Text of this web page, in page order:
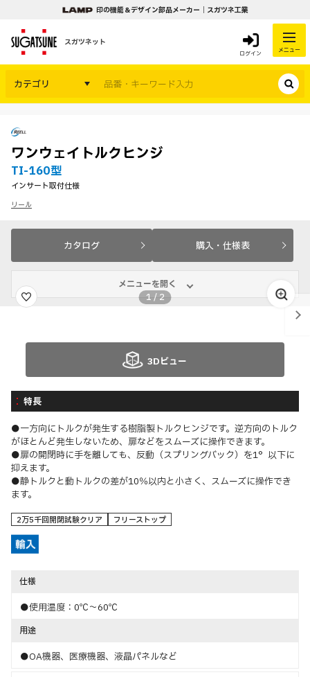
印の機能＆デザイン部品メーカー｜スガツネ工業
スガツネット
ログイン メニュー
カテゴリ
ワンウェイトルクヒンジ
TI-160型
インサート取付仕様
リール
カタログ 購入・仕様表
メニューを開く
1 / 2
3Dビュー
特長
●一方向にトルクが発生する樹脂製トルクヒンジです。逆方向のトルク
がほとんど発生しないため、扉などをスムーズに操作できます。
●扉の開閉時に手を離しても、反動（スプリングバック）を1°以下に
抑えます。
●静トルクと動トルクの差が10％以内と小さく、スムーズに操作でき
ます。
2万5千回開閉試験クリア フリーストップ
仕様
●使用温度：0℃～60℃
用途
●OA機器、医療機器、液晶パネルなど